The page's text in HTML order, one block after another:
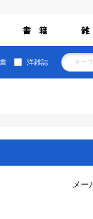
書 籍
洋雑誌
メー